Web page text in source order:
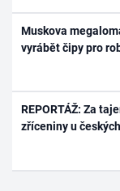
Muskova
vyrábět čipy pro
REPORTÁŽ: Za
zříceniny u